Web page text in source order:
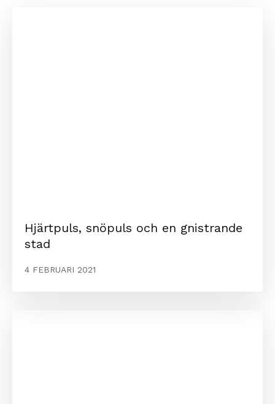
Hjärtpuls, snöpuls och en gnistrande
stad
4 FEBRUARI 2021